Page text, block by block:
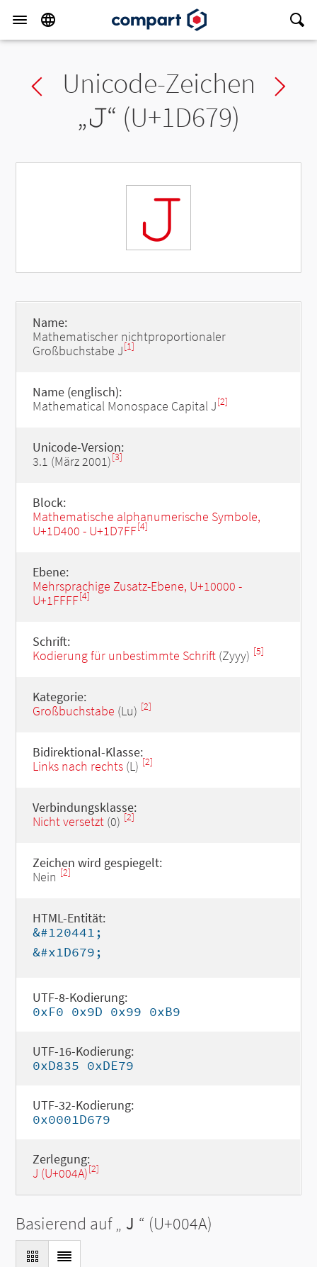
Previous char
Unicode-Zeichen
„𝙹“ (U+1D679)
𝙹
Name:
Mathematischer nichtproportionaler
Großbuchstabe J[1]
Name (englisch):
Mathematical Monospace Capital J[2]
Unicode-Version:
3.1 (März 2001)[3]
Block:
Mathematische alphanumerische Symbole,
U+1D400 - U+1D7FF[4]
Ebene:
Mehrsprachige Zusatz-Ebene, U+10000 -
U+1FFFF[4]
Schrift:
Kodierung für unbestimmte Schrift(Zyyy) [5]
Kategorie:
Großbuchstabe (Lu) [2]
Bidirektional-Klasse:
Links nach rechts(L) [2]
Verbindungsklasse:
Nicht versetzt(0) [2]
Zeichen wird gespiegelt:
Nein [2]
HTML-Entität:
&#120441;
&#x1D679;
UTF-8-Kodierung:
0xF0 0x9D 0x99 0xB9
UTF-16-Kodierung:
0xD835 0xDE79
UTF-32-Kodierung:
0x0001D679
Zerlegung:
J (U+004A)[2]
Basierend auf „ J “ (U+004A)